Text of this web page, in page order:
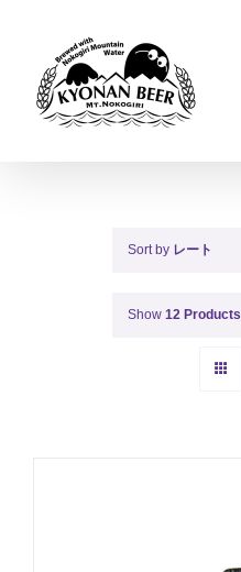
content
Sort by レート
Show 12 Products